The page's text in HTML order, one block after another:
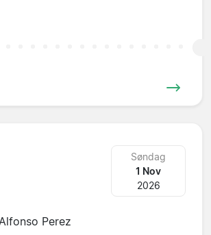
Søndag
1 Nov
2026
Perez